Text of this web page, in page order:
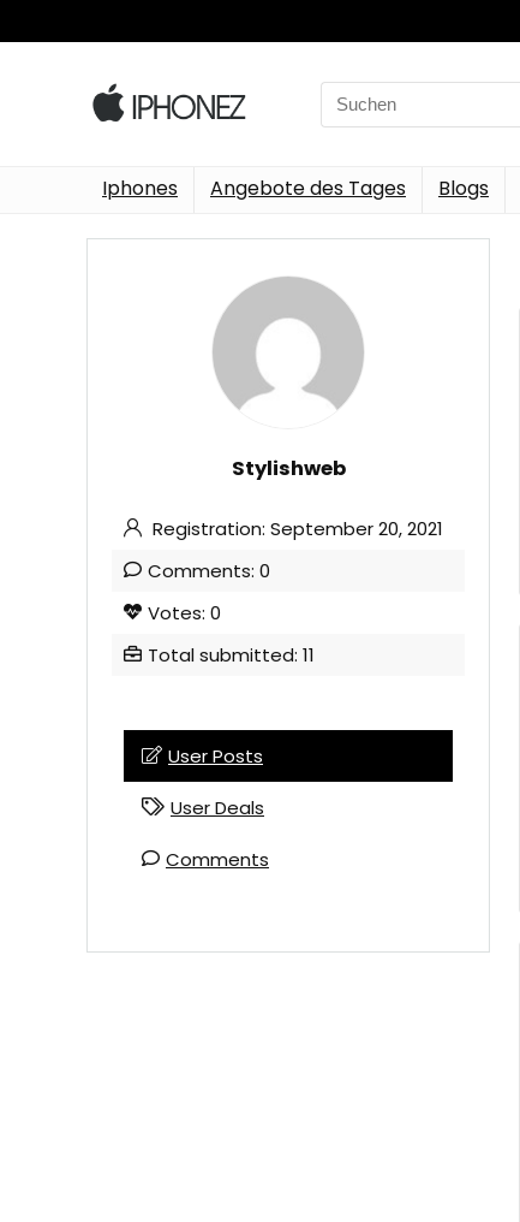
Search
for:
Iphones Angebote des Tages Blogs
Stylishweb
Registration: September 20, 2021
Comments: 0
Votes: 0
Total submitted: 11
User Posts
User Deals
Comments